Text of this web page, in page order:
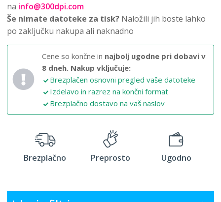
na info@300dpi.com
Še nimate datoteke za tisk? Naložili jih boste lahko
po zaključku nakupa ali naknadno
Cene so končne in najbolj ugodne pri dobavi v
8 dneh. Nakup vključuje:
Brezplačen osnovni pregled vaše datoteke
Izdelavo in razrez na končni format
Brezplačno dostavo na vaš naslov
Brezplačno Preprosto Ugodno